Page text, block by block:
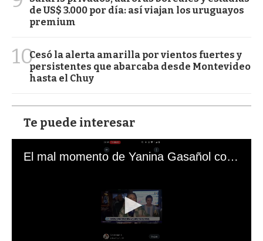
de US$ 3.000 por día: así viajan los uruguayos
premium
10Cesó la alerta amarilla por vientos fuertes y
persistentes que abarcaba desde Montevideo
hasta el Chuy
Te puede interesar
El mal momento de Yanina Gasañol con un hincha argentino en "Subrayado"